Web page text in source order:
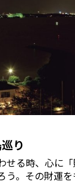
り
せる時、心に
う。その財運